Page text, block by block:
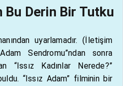
Bu Derin Bir Tutku
uyarlamadır. (İletişim
Sendromu”ndan sonra
“Issız Kadınlar Nerede?”
“Issız Adam” filminin bir